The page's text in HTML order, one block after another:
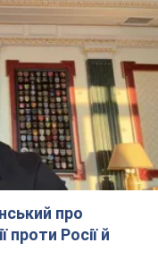
про
проти Росії й
проєкту
закликав
ракет над
ракет над